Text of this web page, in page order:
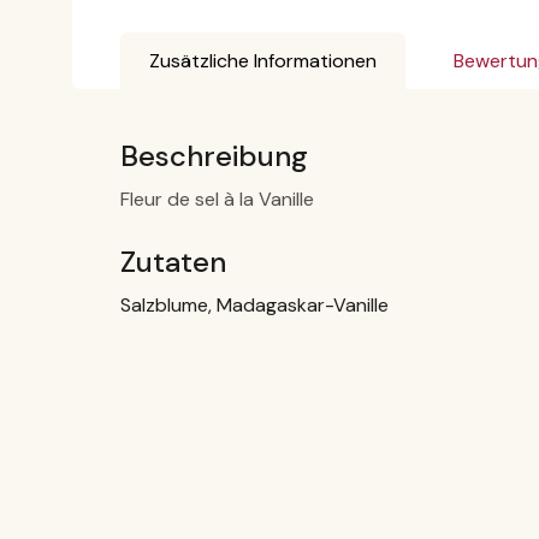
Zusätzliche Informationen
Beschreibung
Fleur de sel à la Vanille
Zutaten
Salzblume, Madagaskar-Vanille